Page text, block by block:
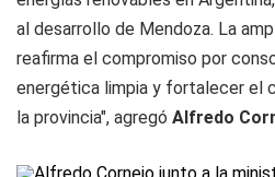
al desarrollo de Mendoza. La
reafirma el compromiso por
energética limpia y fortalecer el
la provincia", agregó Alfredo